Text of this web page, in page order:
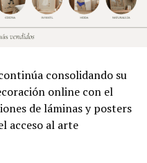
consolidando su
online con el
de láminas y posters
acceso al arte